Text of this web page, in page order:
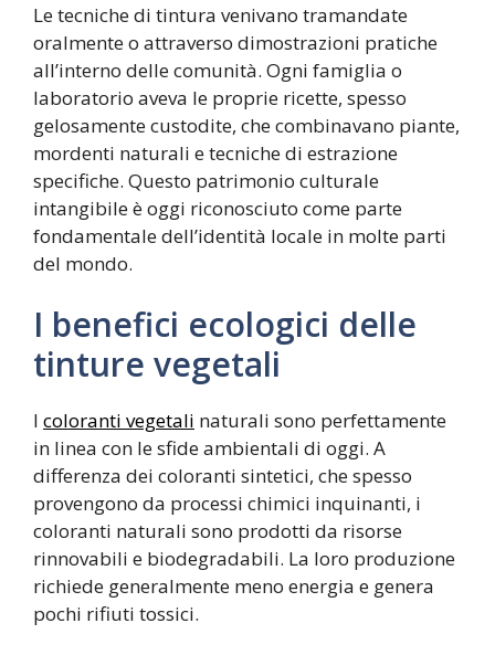
Le tecniche di tintura venivano tramandate
oralmente o attraverso dimostrazioni pratiche
all’interno delle comunità. Ogni famiglia o
laboratorio aveva le proprie ricette, spesso
gelosamente custodite, che combinavano piante,
mordenti naturali e tecniche di estrazione
specifiche. Questo patrimonio culturale
intangibile è oggi riconosciuto come parte
fondamentale dell’identità locale in molte parti
del mondo.
I benefici ecologici delle
tinture vegetali
I coloranti vegetali naturali sono perfettamente
in linea con le sfide ambientali di oggi. A
differenza dei coloranti sintetici, che spesso
provengono da processi chimici inquinanti, i
coloranti naturali sono prodotti da risorse
rinnovabili e biodegradabili. La loro produzione
richiede generalmente meno energia e genera
pochi rifiuti tossici.